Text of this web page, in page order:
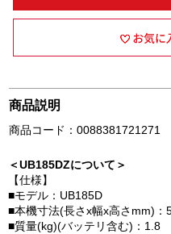
商品説明
商品コード：0088381721271
＜UB185DZについて＞
【仕様】
■モデル：UB185D
■本機寸法(長さx幅x高さmm)：
■質量(kg)(バッテリ含む)：1.8